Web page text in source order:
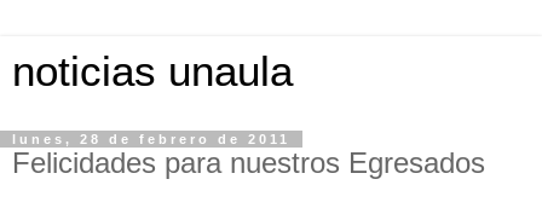
noticias unaula
lunes, 28 de febrero de 2011
Felicidades para nuestros Egresados